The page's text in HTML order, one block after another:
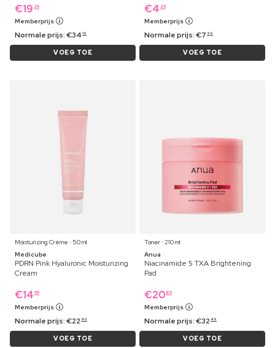
€19 29
Memberprijs
Normale prijs:€34 19
VOEG TOE
€4 29
Memberprijs
Normale prijs:€7 99
VOEG TOE
Moisturizing Crème ⋅ 50 ml
Medicube
PDRN Pink Hyaluronic Moisturizing
Cream
€14 99
Memberprijs
Normale prijs:€22 49
VOEG TOE
Toner ⋅ 210 ml
Anua
Niacinamide 5 TXA Brightening
Pad
€20 89
Memberprijs
Normale prijs:€32 49
VOEG TOE